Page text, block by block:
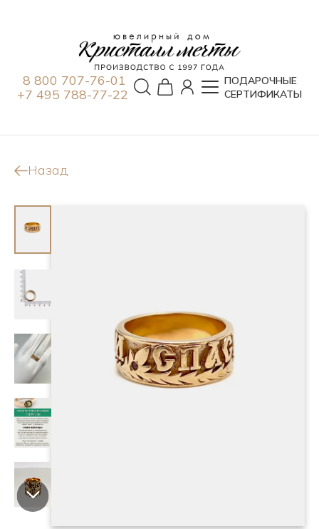
8 800 707-76-01
+7 495 788-77-22
ПОДАРОЧНЫЕ
СЕРТИФИКАТЫ
Назад